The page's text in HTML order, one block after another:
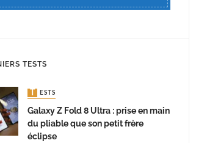
TESTS
TESTS
Galaxy Z Fold 8 Ultra : prise en main
du pliable que son petit frère
éclipse